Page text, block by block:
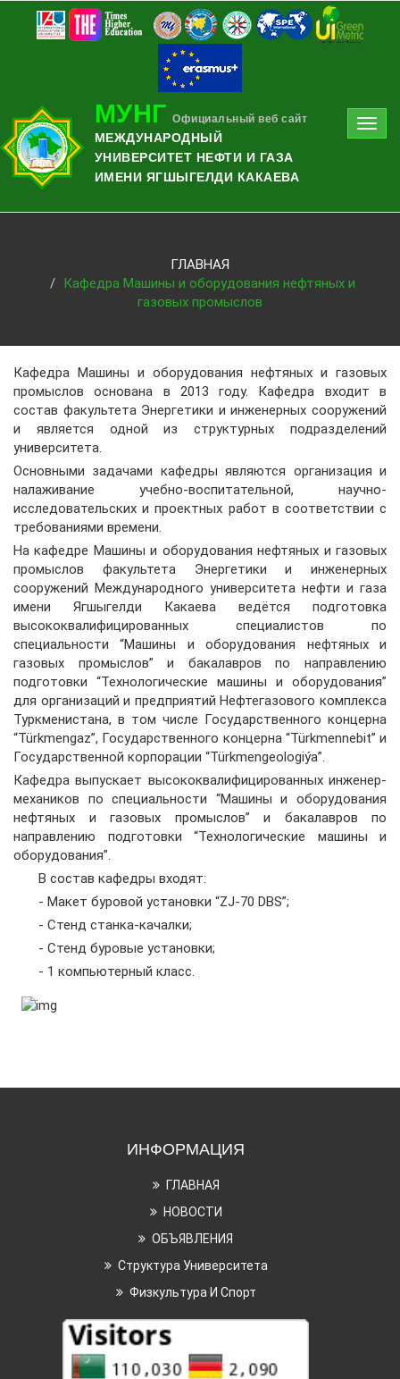
МУНГ Официальный веб сайт
МЕЖДУНАРОДНЫЙ
УНИВЕРСИТЕТ НЕФТИ И ГАЗА
ИМЕНИ ЯГШЫГЕЛДИ КАКАЕВА
ГЛАВНАЯ
Кафедра Машины и оборудования нефтяных и
газовых промыслов
Кафедра Машины и оборудования нефтяных и газовых
промыслов основана в 2013 году. Кафедра входит в
состав факультета Энергетики и инженерных сооружений
и является одной из структурных подразделений
университета.
Основными задачами кафедры являются организация и
налаживание учебно-воспитательной, научно-
исследовательских и проектных работ в соответствии с
требованиями времени.
На кафедре Машины и оборудования нефтяных и газовых
промыслов факультета Энергетики и инженерных
сооружений Международного университета нефти и газа
имени Ягшыгелди Какаева ведётся подготовка
высококвалифицированных специалистов по
специальности “Машины и оборудования нефтяных и
газовых промыслов” и бакалавров по направлению
подготовки “Технологические машины и оборудования”
для организаций и предприятий Нефтегазового комплекса
Туркменистана, в том числе Государственного концерна
“Türkmengaz”, Государственного концерна “Türkmennebit” и
Государственной корпорации “Türkmengeologiýa”.
Кафедра выпускает высококвалифицированных инженер-
механиков по специальности “Машины и оборудования
нефтяных и газовых промыслов” и бакалавров по
направлению подготовки “Технологические машины и
оборудования”.
В состав кафедры входят:
- Макет буровой установки “ZJ-70 DBS”;
- Стенд станка-качалки;
- Стенд буровые установки;
- 1 компьютерный класс.
ИНФОРМАЦИЯ
ГЛАВНАЯ
НОВОСТИ
ОБЪЯВЛЕНИЯ
Структура Университета
Физкультура И Спорт